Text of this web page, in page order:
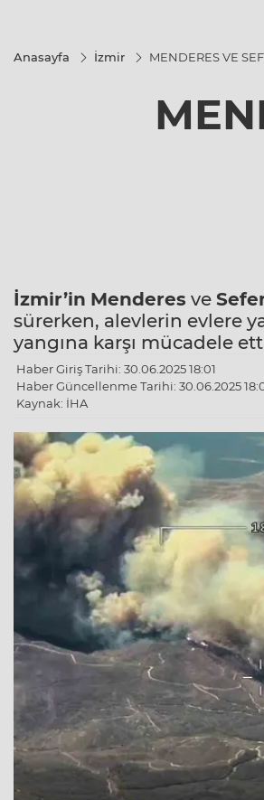
Anasayfa İzmir MENDERES VE
İzmir’in Menderes ve
sürerken, alevlerin evlere
yangına karşı mücadele
Haber Giriş Tarihi: 30.06.2025 18:01
Haber Güncellenme Tarihi: 30.06.2025
Kaynak: İHA